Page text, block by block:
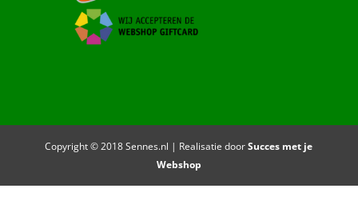
Copyright © 2018 Sennes.nl | Realisatie doorSucces met je
Webshop